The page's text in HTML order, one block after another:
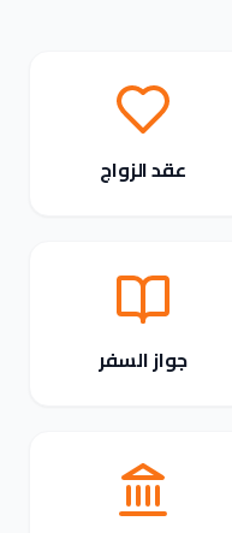
عقد الزواج
جواز السفر